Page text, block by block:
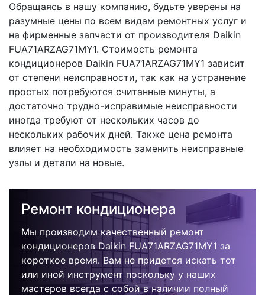
Обращаясь в нашу компанию, будьте уверены на
разумные цены по всем видам ремонтных услуг и
на фирменные запчасти от производителя Daikin
FUA71ARZAG71MY1. Стоимость ремонта
кондиционеров Daikin FUA71ARZAG71MY1 зависит
от степени неисправности, так как на устранение
простых потребуются считанные минуты, а
достаточно трудно-исправимые неисправности
иногда требуют от нескольких часов до
нескольких рабочих дней. Также цена ремонта
влияет на необходимость заменить неисправные
узлы и детали на новые.
Ремонт кондиционера
Мы производим качественный ремонт
кондиционеров Daikin FUA71ARZAG71MY1 за
короткое время. Вам не придется искать тот
или иной инструмент поскольку у наших
мастеров всегда с собой в наличии полный